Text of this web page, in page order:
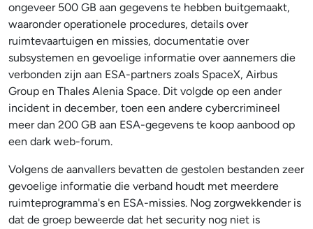
ongeveer 500 GB aan gegevens te hebben buitgemaakt,
waaronder operationele procedures, details over
ruimtevaartuigen en missies, documentatie over
subsystemen en gevoelige informatie over aannemers die
verbonden zijn aan ESA-partners zoals SpaceX, Airbus
Group en Thales Alenia Space. Dit volgde op een ander
incident in december, toen een andere cybercrimineel
meer dan 200 GB aan ESA-gegevens te koop aanbood op
een dark web-forum.
Volgens de aanvallers bevatten de gestolen bestanden zeer
gevoelige informatie die verband houdt met meerdere
ruimteprogramma's en ESA-missies. Nog zorgwekkender is
dat de groep beweerde dat het security nog niet is